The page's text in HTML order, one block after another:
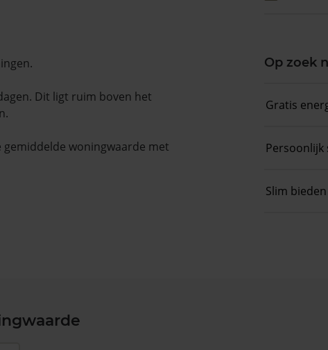
Dit ligt ruim boven het
gemiddelde woningwaarde met
Op zoek
Gratis
Persoonlijk
Slim